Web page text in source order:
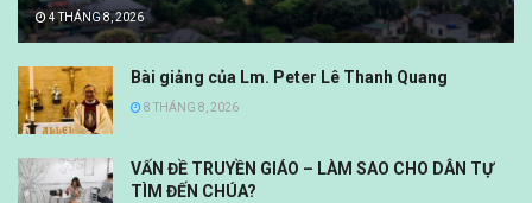
4 THÁNG 8, 2026
Bài giảng của Lm. Peter Lê Thanh Quang
8 THÁNG 8, 2026
VẤN ĐỀ TRUYỀN GIÁO – LÀM SAO CHO DÂN TỰ
TÌM ĐẾN CHÚA?